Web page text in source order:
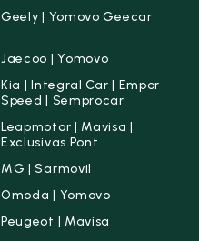
Geely | Yomovo Geecar
Jaecoo | Yomovo
Kia | Integral Car | Empor
Speed | Semprocar
Leapmotor | Mavisa |
Exclusivas Pont
MG | Sarmovil
Omoda | Yomovo
Peugeot | Mavisa